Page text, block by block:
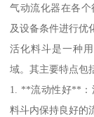
气动流化器在各
及设备条件进行优
活化料斗是一种
域。其主要特点包
1. **流动性好**：
料斗内保持良好的